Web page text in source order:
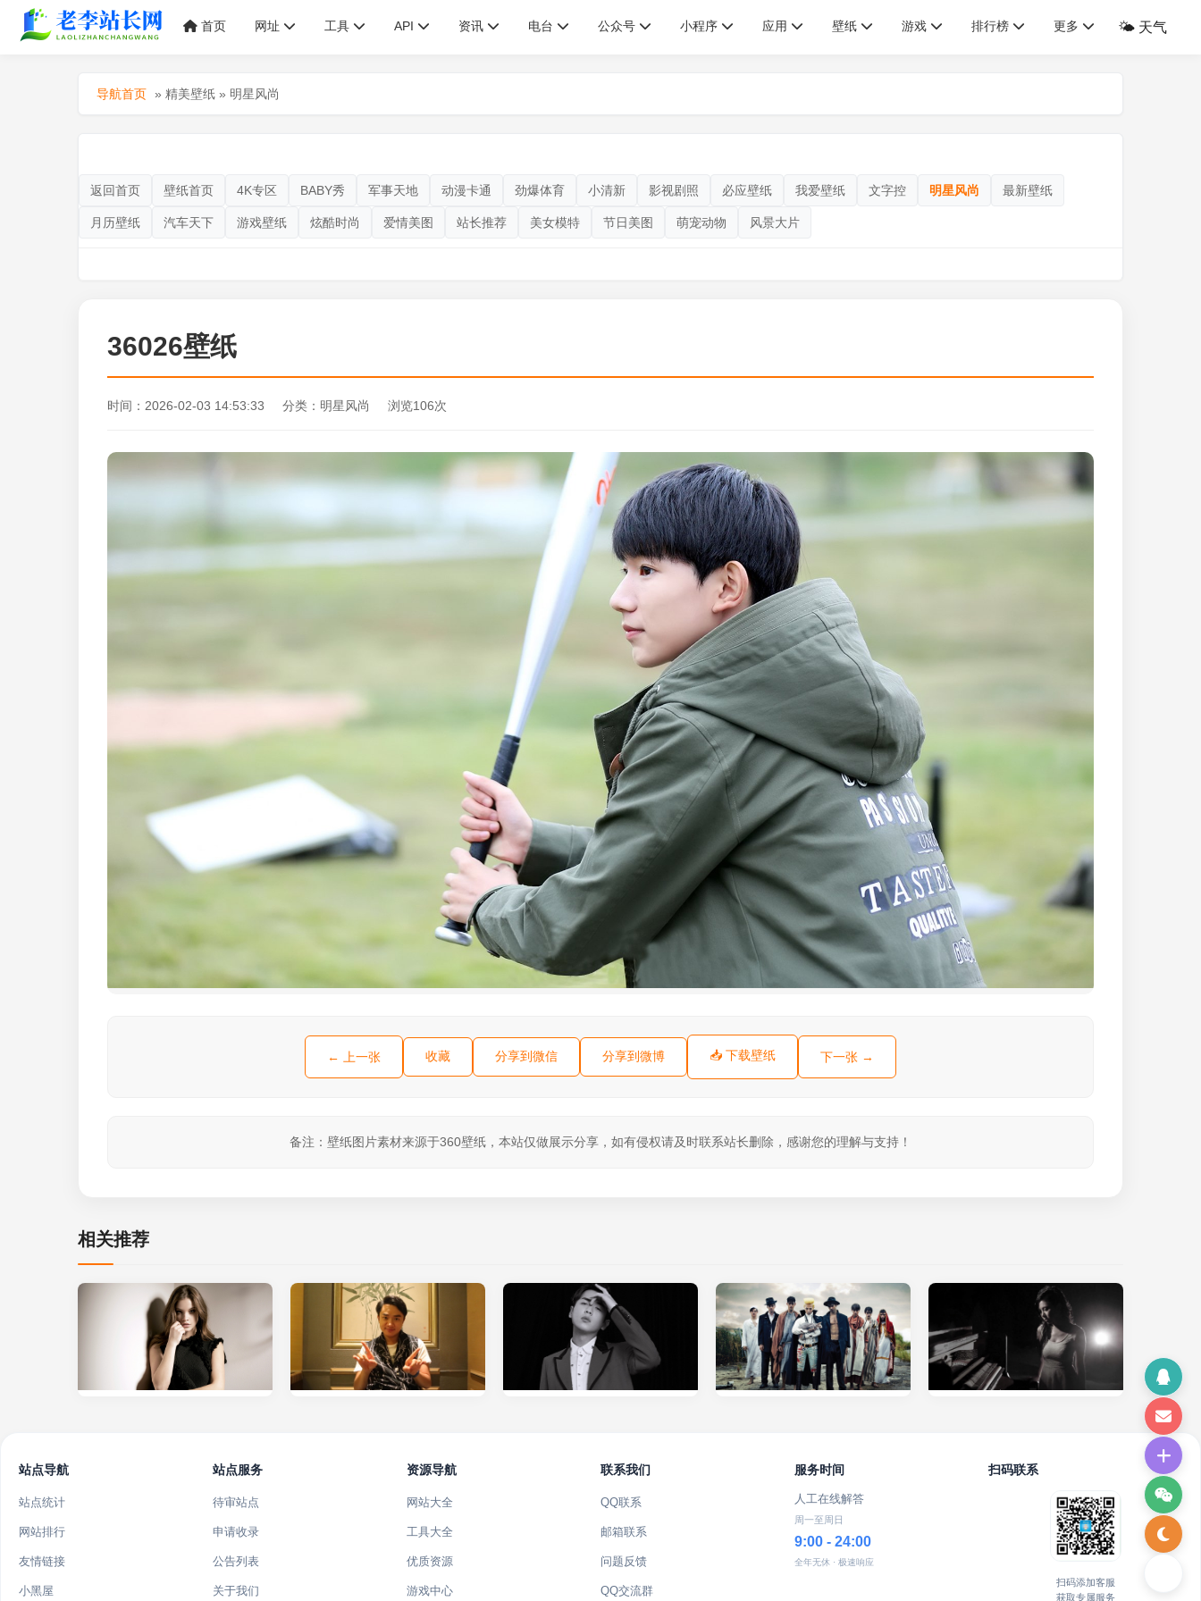
首页 网址 工具 API 资讯 电台 公众号 小程序 应用 壁纸 游戏 排行榜 更多 🌤️ 天气
导航首页 » 精美壁纸 » 明星风尚
返回首页 壁纸首页 4K专区 BABY秀 军事天地 动漫卡通 劲爆体育 小清新 影视剧照 必应壁纸 我爱壁纸 文字控 明星风尚 最新壁纸
月历壁纸 汽车天下 游戏壁纸 炫酷时尚 爱情美图 站长推荐 美女模特 节日美图 萌宠动物 风景大片
36026壁纸
时间：2026-02-03 14:53:33 分类：明星风尚 浏览106次
← 上一张 收藏 分享到微信 分享到微博 📥 下载壁纸 下一张 →
备注：壁纸图片素材来源于360壁纸，本站仅做展示分享，如有侵权请及时联系站长删除，感谢您的理解与支持！
相关推荐
站点导航
站点统计
网站排行
友情链接
小黑屋
站点服务
待审站点
申请收录
公告列表
关于我们
资源导航
网站大全
工具大全
优质资源
游戏中心
联系我们
QQ联系
邮箱联系
问题反馈
QQ交流群
服务时间
人工在线解答
周一至周日
9:00 - 24:00
全年无休 · 极速响应
扫码联系
扫码添加客服
获取专属服务